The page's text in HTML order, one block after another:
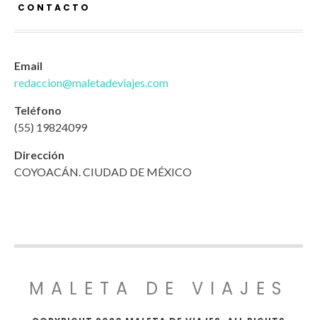
CONTACTO
Email
redaccion@maletadeviajes.com
Teléfono
(55) 19824099
Dirección
COYOACÁN. CIUDAD DE MÉXICO
MALETA DE VIAJES